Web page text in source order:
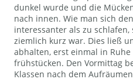
dunkel wurde und die
nach innen. Wie man sich
interessanter als zu
ziemlich kurz war. Dies ließ
abhalten, erst einmal in
frühstücken. Den Vormittag
Klassen nach dem